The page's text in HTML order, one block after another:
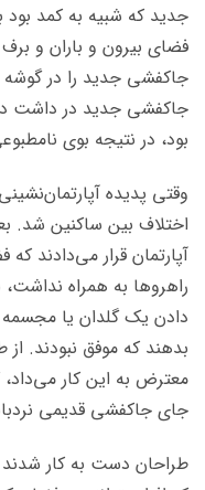
جدید که شبیه به کمد بود
فضای بیرون و باران و
جاکفشی جدید را در گوشه
جاکفشی جدید در داشت
بود، در نتیجه بوی
وقتی پدیده
اختلاف بین ساکنین شد.
آپارتمان قرار می‌دادند
راهروها به همراه
دادن یک گلدان یا
بدهند که موفق نبودند.
معترض به این کار
جای جاکفشی قدیمی
طراحان دست به کار